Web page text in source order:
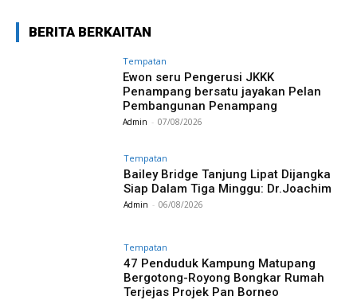
BERITA BERKAITAN
Tempatan
Ewon seru Pengerusi JKKK
Penampang bersatu jayakan Pelan
Pembangunan Penampang
Admin - 07/08/2026
Tempatan
Bailey Bridge Tanjung Lipat Dijangka
Siap Dalam Tiga Minggu: Dr.Joachim
Admin - 06/08/2026
Tempatan
47 Penduduk Kampung Matupang
Bergotong-Royong Bongkar Rumah
Terjejas Projek Pan Borneo